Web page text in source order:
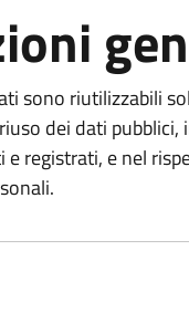
sono riutilizzabili
dei dati
e registrati, e nel